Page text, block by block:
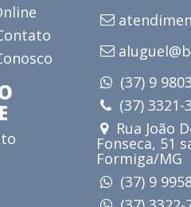
(37) 9
(37) 3321-
Rua João
Fonseca, 51
Formiga/MG
(37) 9